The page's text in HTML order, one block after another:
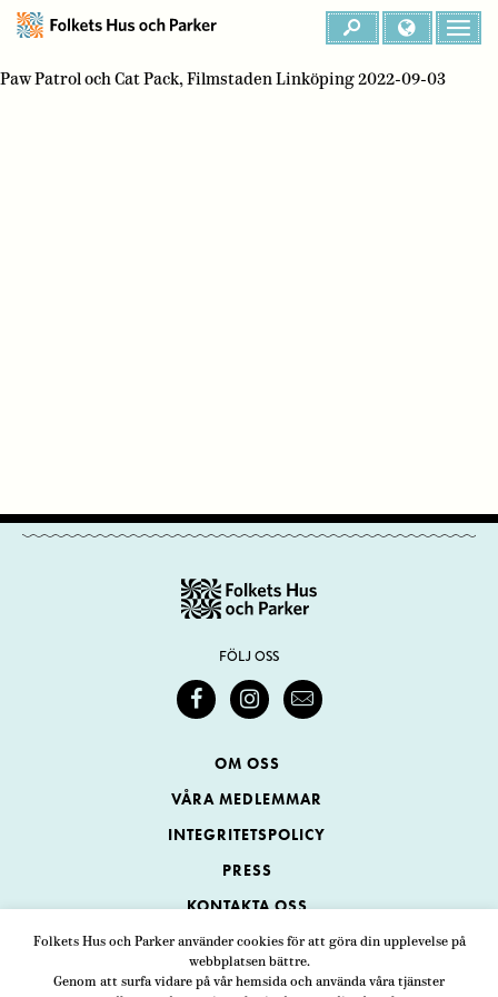
Folkets Hus och Parker använder cookies för att göra din upplevelse på
webbplatsen bättre.
Genom att surfa vidare på vår hemsida och använda våra tjänster
Paw Patrol och Cat Pack, Filmstaden Linköping 2022-09-03
FÖLJ OSS
OM OSS
VÅRA MEDLEMMAR
INTEGRITETSPOLICY
PRESS
KONTAKTA OSS
Folkets Hus och Parker